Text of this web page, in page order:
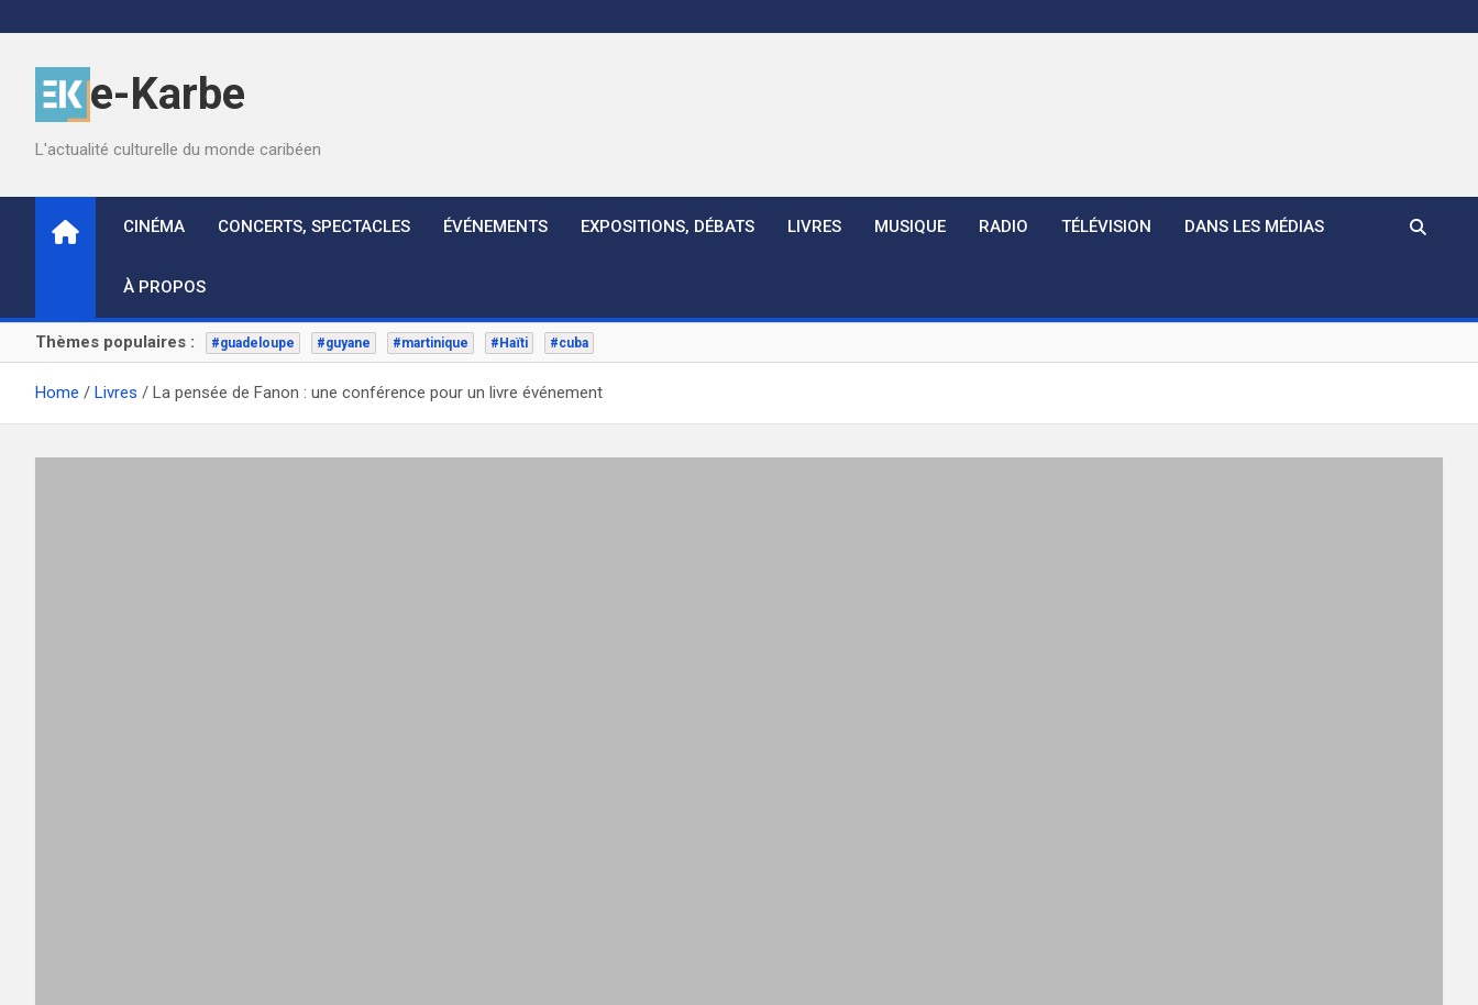
to
content
e-Karbe
L'actualité culturelle du monde caribéen
CINÉMA CONCERTS, SPECTACLES ÉVÉNEMENTS EXPOSITIONS, DÉBATS LIVRES MUSIQUE RADIO TÉLÉVISION DANS LES MÉDIAS
À PROPOS
Thèmes populaires : #guadeloupe #guyane #martinique #Haïti #cuba
Home Livres La pensée de Fanon : une conférence pour un livre événement